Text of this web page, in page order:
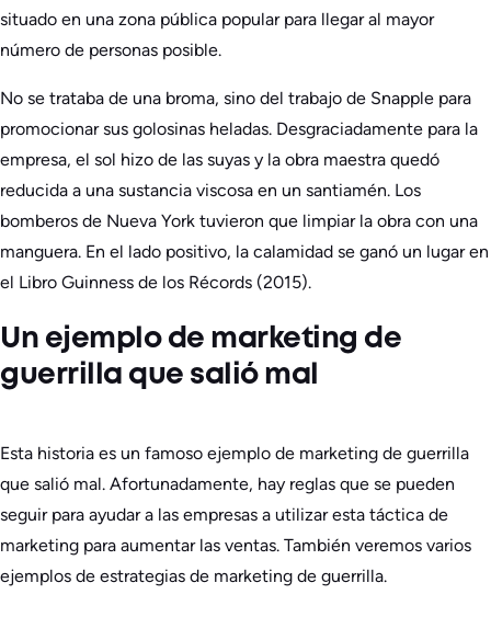
situado en una zona pública popular para llegar al mayor
número de personas posible.
No se trataba de una broma, sino del trabajo de Snapple para
promocionar sus golosinas heladas. Desgraciadamente para la
empresa, el sol hizo de las suyas y la obra maestra quedó
reducida a una sustancia viscosa en un santiamén. Los
bomberos de Nueva York tuvieron que limpiar la obra con una
manguera. En el lado positivo, la calamidad se ganó un lugar en
el Libro Guinness de los Récords (2015).
Un ejemplo de marketing de
guerrilla que salió mal
Esta historia es un famoso ejemplo de marketing de guerrilla
que salió mal. Afortunadamente, hay reglas que se pueden
seguir para ayudar a las empresas a utilizar esta táctica de
marketing para aumentar las ventas. También veremos varios
ejemplos de estrategias de marketing de guerrilla.